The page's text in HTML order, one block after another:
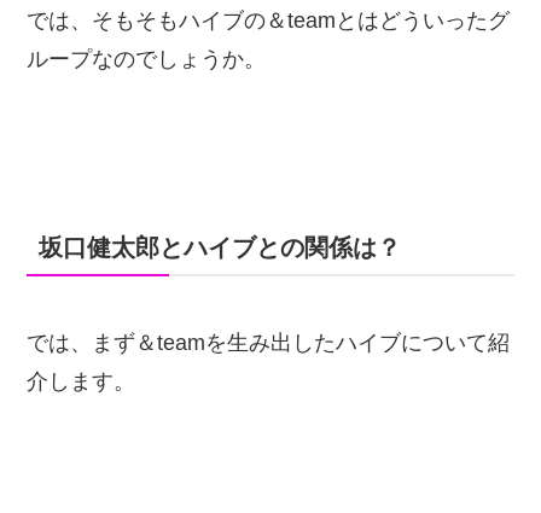
では、そもそもハイブの＆teamとはどういったグ
ループなのでしょうか。
坂口健太郎とハイブとの関係は？
では、まず＆teamを生み出したハイブについて紹
介します。